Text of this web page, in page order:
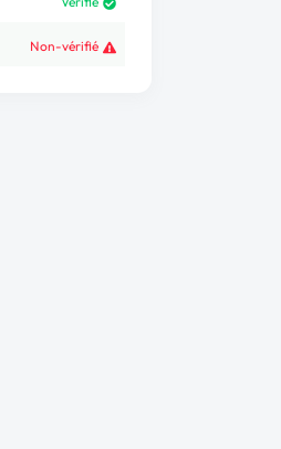
Non-vérifié